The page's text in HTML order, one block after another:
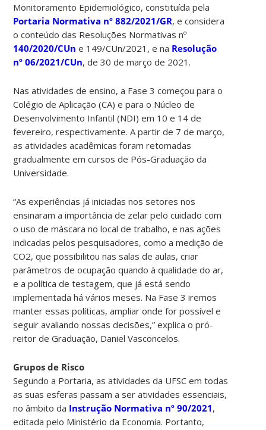
Monitoramento Epidemiológico, constituída pela
Portaria Normativa nº 882/2021/GR, e considera
o conteúdo das Resoluções Normativas nº
140/2020/CUn e 149/CUn/2021, e na Resolução
nº 06/2021/CUn, de 30 de março de 2021.
Nas atividades de ensino, a Fase 3 começou para o
Colégio de Aplicação (CA) e para o Núcleo de
Desenvolvimento Infantil (NDI) em 10 e 14 de
fevereiro, respectivamente. A partir de 7 de março,
as atividades acadêmicas foram retomadas
gradualmente em cursos de Pós-Graduação da
Universidade.
“As experiências já iniciadas nos setores nos
ensinaram a importância de zelar pelo cuidado com
o uso de máscara no local de trabalho, e nas ações
indicadas pelos pesquisadores, como a medição de
CO2, que possibilitou nas salas de aulas, criar
parâmetros de ocupação quando à qualidade do ar,
e a política de testagem, que já está sendo
implementada há vários meses. Na Fase 3 iremos
manter essas políticas, ampliar onde for possível e
seguir avaliando nossas decisões,” explica o pró-
reitor de Graduação, Daniel Vasconcelos.
Grupos de Risco
Segundo a Portaria, as atividades da UFSC em todas
as suas esferas passam a ser atividades essenciais,
no âmbito da Instrução Normativa nº 90/2021,
editada pelo Ministério da Economia. Portanto,